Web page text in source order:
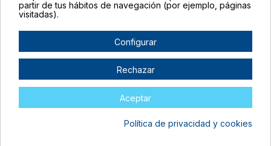
Maroon
26,95 €
partir de tus hábitos de navegación (por ejemplo, páginas
visitadas).
Configurar
Rechazar
Aceptar
Política de privacidad y cookies